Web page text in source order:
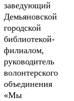
заведующий
Демьяновской
городской
библиотекой-
филиалом,
руководитель
волонтерского
объединения
«Мы